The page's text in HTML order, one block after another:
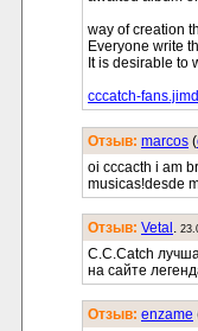
way of creation
Everyone write
It is desirable to
cccatch-
Отзыв: marcos (
oi cccacth i am
musicas!desde
Отзыв: Vetal .
C.C.Catch
на сайте
Отзыв: enzame